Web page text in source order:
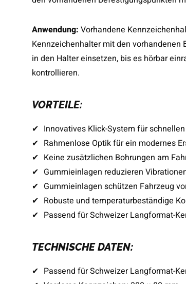
Anwendung: Vorhandene
Kennzeichenhalter mit den
in den Halter einsetzen, bis es hörbar
kontrollieren.
VORTEILE:
✔ Innovatives Klick-System für
✔ Rahmenlose Optik für ein modernes
✔ Keine zusätzlichen Bohrungen am
✔ Gummieinlagen reduzieren
✔ Gummieinlagen schützen Fahrzeug
✔ Robuste und temperaturbeständige
✔ Passend für Schweizer Langformat-
TECHNISCHE DATEN:
✔ Passend für Schweizer Langformat-